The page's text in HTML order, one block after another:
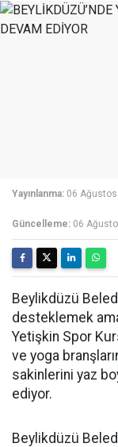
Yayınlanma: 06
Güncelleme: 06
Beylikdüzü
desteklemek
Yetişkin Spor
ve yoga
sakinlerini yaz
ediyor.
Beylikdüzü